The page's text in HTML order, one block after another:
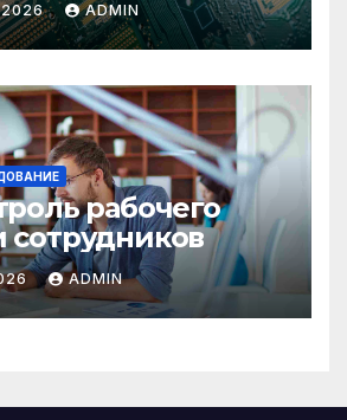
2026 ADMIN
рабочего
ADMIN